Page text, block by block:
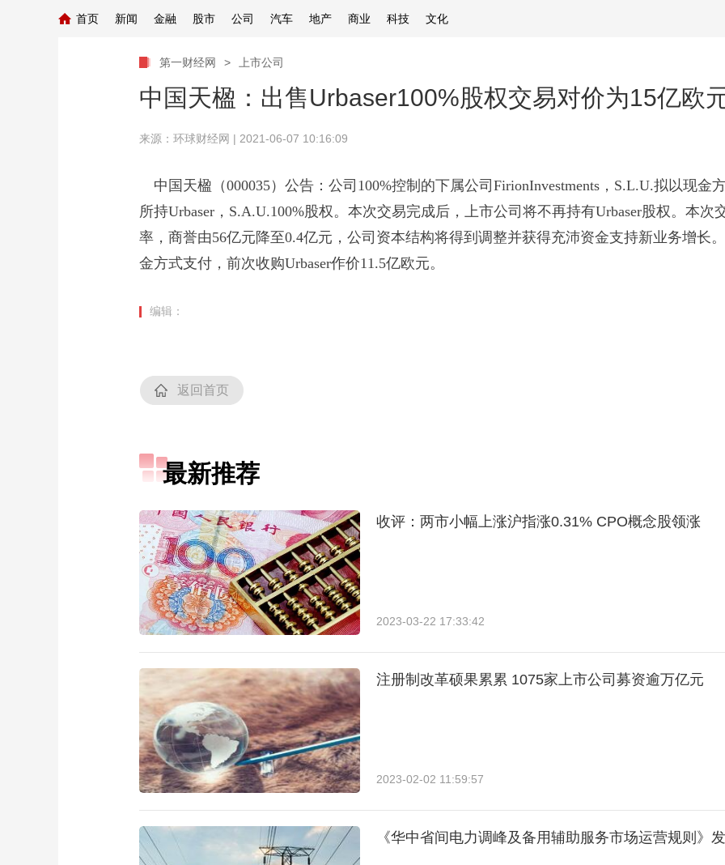
首页 新闻 金融 股市 公司 汽车 地产 商业 科技 文化
第一财经网 > 上市公司
中国天楹：出售Urbaser100%股权交易对价为15亿欧
来源： 环球财经网 | 2021-06-07 10:16:09
中国天楹（000035）公告：公司100%控制的下属公司FirionInvestments，S.L.U.拟以现金
所持Urbaser，S.A.U.100%股权。本次交易完成后，上市公司将不再持有Urbaser股权。本
率，商誉由56亿元降至0.4亿元，公司资本结构将得到调整并获得充沛资金支持新业务增长
金方式支付，前次收购Urbaser作价11.5亿欧元。
编辑：
返回首页
最新推荐
收评：两市小幅上涨沪指涨0.31% CPO概念股领涨
2023-03-22 17:33:42
注册制改革硕果累累 1075家上市公司募资逾万亿元
2023-02-02 11:59:57
《华中省间电力调峰及备用辅助服务市场运营规则》